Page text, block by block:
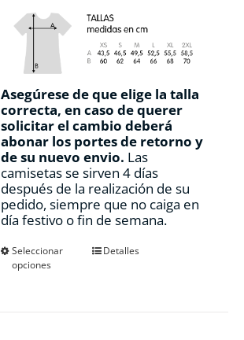
Asegúrese de que elige la talla
correcta, en caso de querer
solicitar el cambio deberá
abonar los portes de retorno y
de su nuevo envio. Las
camisetas se sirven 4 días
después de la realización de su
pedido, siempre que no caiga en
día festivo o fin de semana.
Seleccionar
opciones
EsteDetalles